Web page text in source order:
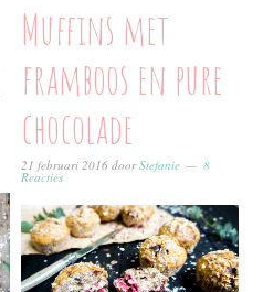
Muffins met
framboos en pure
chocolade
21 februari 2016 doorStefanie 8
Reacties